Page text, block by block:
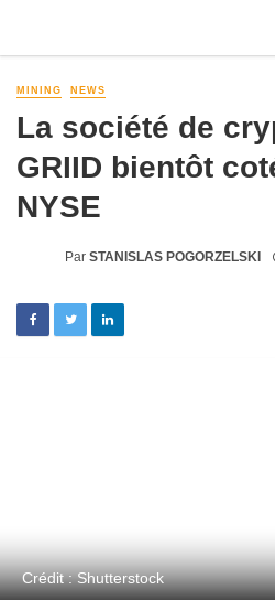
MINING NEWS
La société de
GRIID bientôt
NYSE
Par STANISLAS POGORZELSKI
Crédit : Shutterstock